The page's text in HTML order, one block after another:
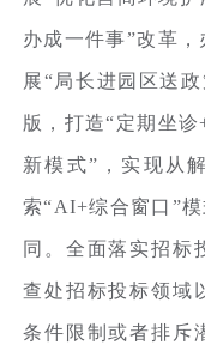
办成一件事”改革
展“局长进园区送
版，打造“定期坐
新模式”，实现从
索“AI+综合窗口”
同。全面落实招标
查处招标投标领域
条件限制或者排斥